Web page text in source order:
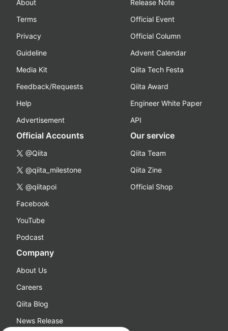
About
Terms
Privacy
Guideline
Media Kit
Feedback/Requests
Help
Advertisement
Release Note
Official Event
Official Column
Advent Calendar
Qiita Tech Festa
Qiita Award
Engineer White Paper
API
Official Accounts
@Qiita
@qiita_milestone
@qiitapoi
Facebook
YouTube
Podcast
Our service
Qiita Team
Qiita Zine
Official Shop
Company
About Us
Careers
Qiita Blog
News Release